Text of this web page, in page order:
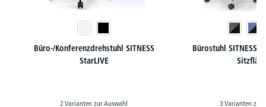
Büro-/Konferenzdrehstuhl SITNESS
StarLIVE
2 Varianten zur Auswahl
Bürostuhl SITNESS
3 Varianten zur